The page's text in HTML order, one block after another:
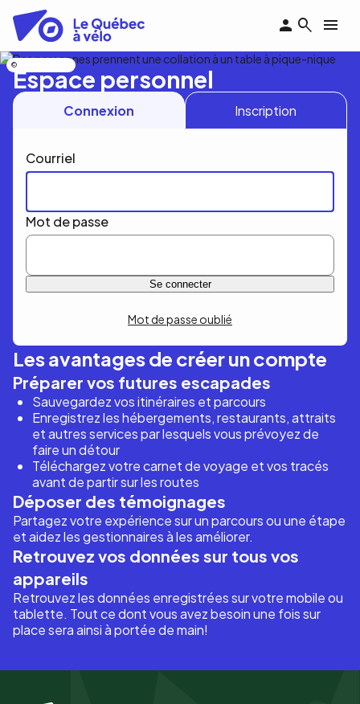
contenu
principal
Espace personnel
Connexion Inscription
Courriel
Mot de passe
Mot de passe oublié
Les avantages de créer un compte
Préparer vos futures escapades
Sauvegardez vos itinéraires et parcours
Enregistrez les hébergements, restaurants, attraits
et autres services par lesquels vous prévoyez de
faire un détour
Téléchargez votre carnet de voyage et vos tracés
avant de partir sur les routes
Déposer des témoignages
Partagez votre expérience sur un parcours ou une étape
et aidez les gestionnaires à les améliorer.
Retrouvez vos données sur tous vos
appareils
Retrouvez les données enregistrées sur votre mobile ou
tablette. Tout ce dont vous avez besoin une fois sur
place sera ainsi à portée de main!